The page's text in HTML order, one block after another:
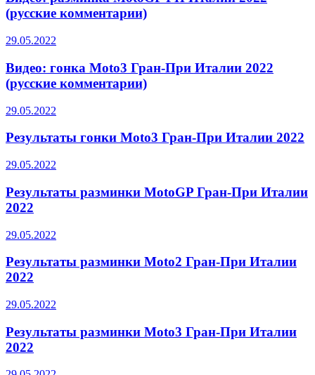
(русские комментарии)
29.05.2022
Видео: гонка Moto3 Гран-При Италии 2022
(русские комментарии)
29.05.2022
Результаты гонки Moto3 Гран-При Италии 2022
29.05.2022
Результаты разминки MotoGP Гран-При Италии
2022
29.05.2022
Результаты разминки Moto2 Гран-При Италии
2022
29.05.2022
Результаты разминки Moto3 Гран-При Италии
2022